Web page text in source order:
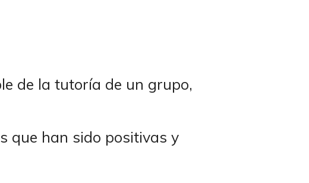
de la tutoría de un grupo,
que han sido positivas y